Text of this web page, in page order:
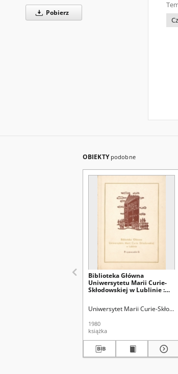
Pobierz
OBIEKTY podobne
Biblioteka Główna
Uniwersytetu Marii Curie-
Skłodowskiej w Lublinie :
Uniwersytet Marii Curie-
1980
książka